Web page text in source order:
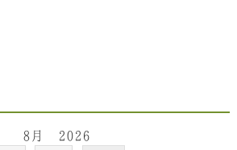
8月 2026